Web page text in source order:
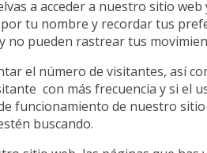
a acceder a nuestro sitio
tu nombre y recordar tus
no pueden rastrear tus
el número de visitantes, así
con más frecuencia y si el
funcionamiento de nuestro
buscando.